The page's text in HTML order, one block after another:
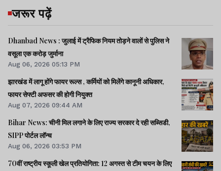
जरूर पढ़ें
Dhanbad News : जुलाई में ट्रैफिक नियम तोड़ने वालों से पुलिस ने
वसूला एक करोड़ जुर्माना
Aug 06, 2026 05:13 PM
झारखंड में लागू होंगे फायर रूल्स , कर्मियों को मिलेंगे कानूनी अधिकार,
फायर सेफ्टी अफसर की होगी नियुक्त
Aug 07, 2026 09:44 AM
Bihar News: चीनी मिल लगाने के लिए राज्य सरकार दे रही सब्सिडी,
SIPP पोर्टल लॉन्च
Aug 06, 2026 03:53 PM
70वीं राष्ट्रीय स्कूली खेल प्रतियोगिता: 12 अगस्त से टीम चयन के लिए